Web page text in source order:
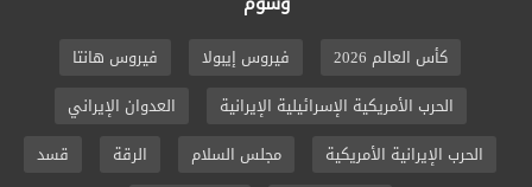
كأس العالم 2026 فيروس إيبولا
فيروس هانتا
الحرب الأمريكية الإسرائيلية الإيرانية
العدوان الإيراني
الحرب الإيرانية الأمريكية
مجلس السلام الرقة
قسد